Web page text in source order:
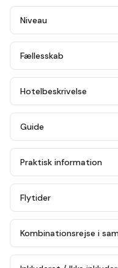
Niveau
Fællesskab
Hotelbeskrivelse
Guide
Praktisk information
Flytider
Kombinationsrejse i